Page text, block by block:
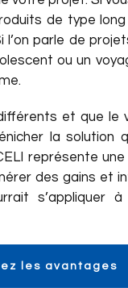
de type
l’on parle de
ou un
et que le
la solution
représente
des gains et
s’appliquer
les avantages